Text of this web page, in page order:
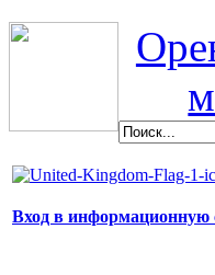
Вход в информационную